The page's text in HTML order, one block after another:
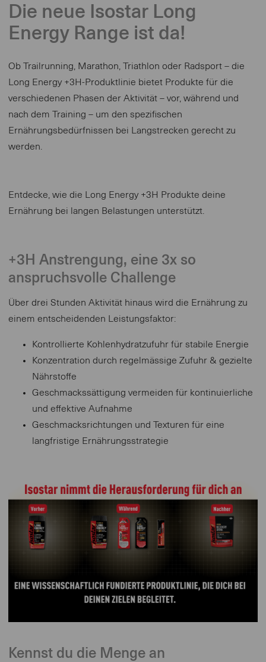
Die neue Isostar Long
Energy Range ist da!
Ob Trailrunning, Marathon, Triathlon oder Radsport – die
Long Energy +3H-Produktlinie bietet Produkte für die
verschiedenen Phasen der Aktivität – vor, während und
nach dem Training – um den spezifischen
Ernährungsbedürfnissen bei Langstrecken gerecht zu
werden.
Entdecke, wie die Long Energy +3H Produkte deine
Ernährung bei langen Belastungen unterstützt.
+3H Anstrengung, eine 3x so
anspruchsvolle Challenge
Über drei Stunden Aktivität hinaus wird die Ernährung zu
einem entscheidenden Leistungsfaktor:
Kontrollierte Kohlenhydratzufuhr für stabile Energie
Konzentration durch regelmässige Zufuhr & gezielte
Nährstoffe
Geschmackssättigung vermeiden für kontinuierliche
und effektive Aufnahme
Geschmacksrichtungen und Texturen für eine
langfristige Ernährungsstrategie
Kennst du die Menge an